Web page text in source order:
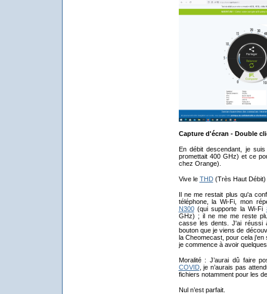
Capture d'écran - Double
En débit descendant, je
promettait 400 GHz) et ce
chez Orange).
Vive le THD(Très Haut Débit)
Il ne me restait plus qu'a
téléphone, la Wi-Fi, mon
N300(qui supporte la Wi-Fi
GHz) ; il ne me me reste
casse les dents. J'ai réussi
bouton que je viens de
la Cheomecast, pour cela
je commence à avoir
Moralité : J’aurai dû faire
COVID, je n’aurais pas
fichiers notamment pour les
Nul n’est parfait.